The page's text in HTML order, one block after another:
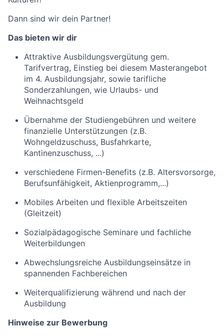
Dann sind wir dein Partner!
Das bieten wir dir
Attraktive Ausbildungsvergütung gem.
Tarifvertrag, Einstieg bei diesem Masterangebot
im 4. Ausbildungsjahr, sowie tarifliche
Sonderzahlungen, wie Urlaubs- und
Weihnachtsgeld
Übernahme der Studiengebühren und weitere
finanzielle Unterstützungen (z.B.
Wohngeldzuschuss, Busfahrkarte,
Kantinenzuschuss, ...)
verschiedene Firmen-Benefits (z.B. Altersvorsorge,
Berufsunfähigkeit, Aktienprogramm,...)
Mobiles Arbeiten und flexible Arbeitszeiten
(Gleitzeit)
Sozialpädagogische Seminare und fachliche
Weiterbildungen
Abwechslungsreiche Ausbildungseinsätze in
spannenden Fachbereichen
Weiterqualifizierung während und nach der
Ausbildung
Hinweise zur Bewerbung